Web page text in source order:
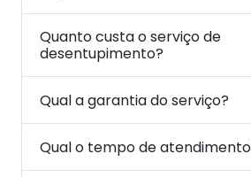
Quanto custa o serviço de
desentupimento?
Qual a garantia do serviço?
Qual o tempo de